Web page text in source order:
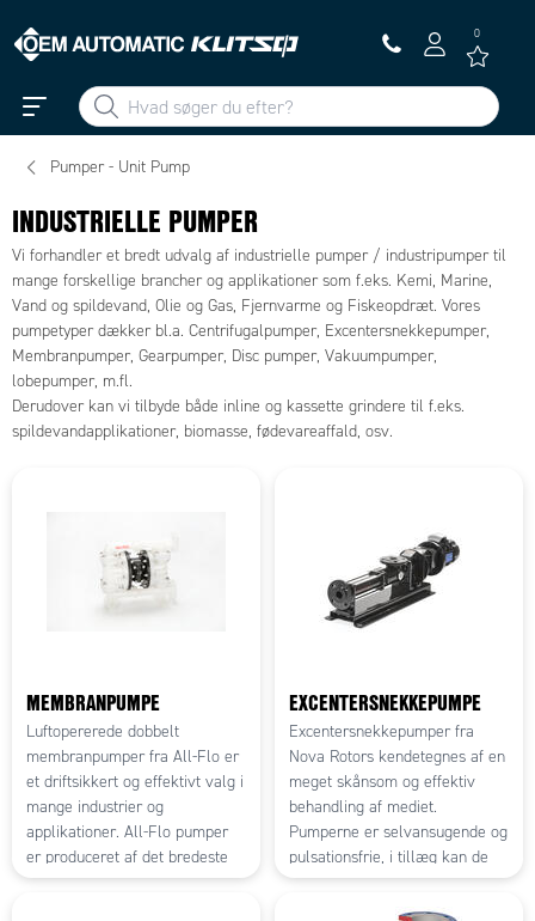
0
Pumper - Unit Pump
INDUSTRIELLE PUMPER
Vi forhandler et bredt udvalg af industrielle pumper / industripumper til
mange forskellige brancher og applikationer som f.eks. Kemi, Marine,
Vand og spildevand, Olie og Gas, Fjernvarme og Fiskeopdræt. Vores
pumpetyper dækker bl.a. Centrifugalpumper, Excentersnekkepumper,
Membranpumper, Gearpumper, Disc pumper, Vakuumpumper,
lobepumper, m.fl.
Derudover kan vi tilbyde både inline og kassette grindere til f.eks.
spildevandapplikationer, biomasse, fødevareaffald, osv.
MEMBRANPUMPE
Luftopererede dobbelt
membranpumper fra All-Flo er
et driftsikkert og effektivt valg i
mange industrier og
applikationer. All-Flo pumper
er produceret af det bredeste
udvalg af metalliske og
EXCENTERSNEKKEPUMPE
Excentersnekkepumper fra
Nova Rotors kendetegnes af en
meget skånsom og effektiv
behandling af mediet.
Pumperne er selvansugende og
pulsationsfrie, i tillæg kan de
levere både en høj volumen og
højt tryk. Da pumperne leveres